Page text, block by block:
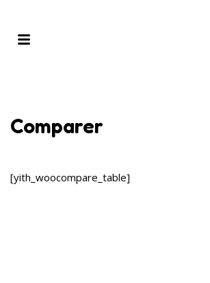
Comparer
[yith_woocompare_table]